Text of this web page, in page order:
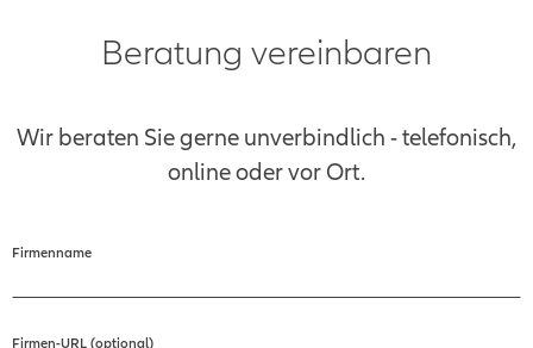
Beratung vereinbaren
Wir beraten Sie gerne unverbindlich - telefonisch,
online oder vor Ort.
Firmenname
Firmen-URL (optional)